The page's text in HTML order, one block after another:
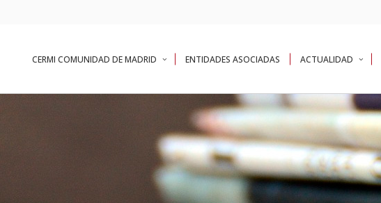
CERMI COMUNIDAD DE MADRID ENTIDADES ASOCIADAS ACTUALIDAD